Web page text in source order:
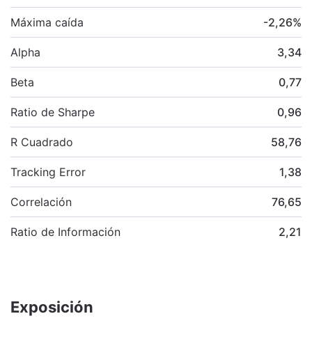
Máxima caída -2,26%
Alpha 3,34
Beta 0,77
Ratio de Sharpe 0,96
R Cuadrado 58,76
Tracking Error 1,38
Correlación 76,65
Ratio de Información 2,21
Exposición